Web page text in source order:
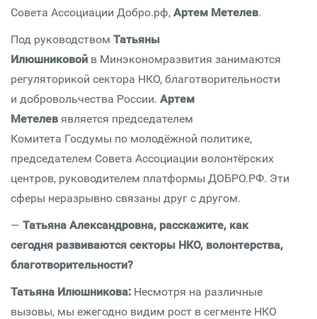
Совета Ассоциации Добро.рф, Артем Метелев.
Под руководством Татьяны
Илюшниковой в Минэкономразвития занимаются
регуляторикой сектора НКО, благотворительности
и добровольчества России. Артем
Метелев является председателем
Комитета Госдумы по молодёжной политике,
председателем Совета Ассоциации волонтёрских
центров, руководителем платформы ДОБРО.РФ. Эти
сферы неразрывно связаны друг с другом.
— Татьяна Александровна, расскажите, как
сегодня развиваются секторы НКО, волонтерства,
благотворительности?
Татьяна Илюшникова: Несмотря на различные
вызовы, мы ежегодно видим рост в сегменте НКО